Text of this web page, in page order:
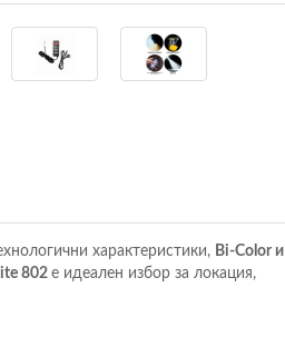
характеристики, Bi-Color и
802 е идеален избор за локация,